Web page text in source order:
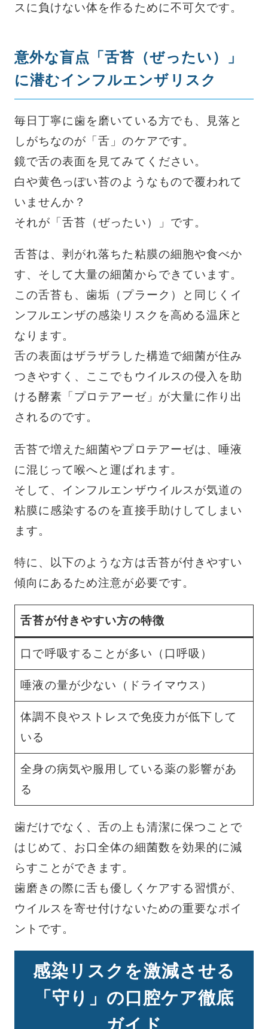
スに負けない体を作るために不可欠です。
意外な盲点「舌苔（ぜったい）」
に潜むインフルエンザリスク
毎日丁寧に歯を磨いている方でも、見落と
しがちなのが「舌」のケアです。
鏡で舌の表面を見てみてください。
白や黄色っぽい苔のようなもので覆われて
いませんか？
それが「舌苔（ぜったい）」です。
舌苔は、剥がれ落ちた粘膜の細胞や食べか
す、そして大量の細菌からできています。
この舌苔も、歯垢（プラーク）と同じくイ
ンフルエンザの感染リスクを高める温床と
なります。
舌の表面はザラザラした構造で細菌が住み
つきやすく、ここでもウイルスの侵入を助
ける酵素「プロテアーゼ」が大量に作り出
されるのです。
舌苔で増えた細菌やプロテアーゼは、唾液
に混じって喉へと運ばれます。
そして、インフルエンザウイルスが気道の
粘膜に感染するのを直接手助けしてしまい
ます。
特に、以下のような方は舌苔が付きやすい
傾向にあるため注意が必要です。
舌苔が付きやすい方の特徴
口で呼吸することが多い（口呼吸）
唾液の量が少ない（ドライマウス）
体調不良やストレスで免疫力が低下して
いる
全身の病気や服用している薬の影響があ
る
歯だけでなく、舌の上も清潔に保つことで
はじめて、お口全体の細菌数を効果的に減
らすことができます。
歯磨きの際に舌も優しくケアする習慣が、
ウイルスを寄せ付けないための重要なポイ
ントです。
感染リスクを激減させる
「守り」の口腔ケア徹底
ガイド